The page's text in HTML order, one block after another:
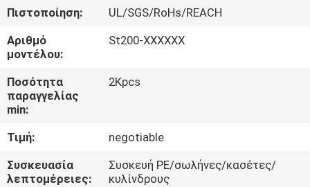
ΠΟΙΟΤΙΚΌΣ
ΈΛΕΓΧΟΣ
ΜΑΣ
ΣΕ
ΕΠΑΦΉ
Πιστοποίηση:
UL/SGS/RoHs/REACH
Αριθμό
μοντέλου:
St200-XXXXXX
Ποσότητα
παραγγελίας
min:
2Kpcs
Τιμή:
negotiable
Συσκευασία
λεπτομέρειες:
Συσκευή PE/σωλήνες/κασέτες/
κυλίνδρους